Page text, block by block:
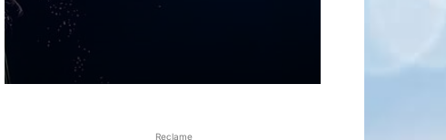
Reclame